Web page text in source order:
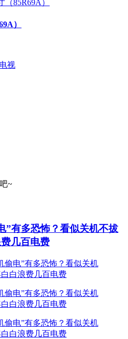
）
吧~
”有多恐怖？看似关机不拔
几百电费